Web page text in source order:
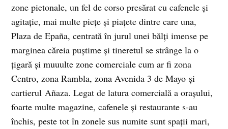
zone pietonale, un fel de corso presărat cu cafenele şi
agitaţie, mai multe pieţe şi piaţete dintre care una,
Plaza de Epaña, centrată în jurul unei bălţi imense pe
marginea căreia puştime şi tineretul se strânge la o
ţigară şi muuulte zone comerciale cum ar fi zona
Centro, zona Rambla, zona Avenida 3 de Mayo şi
cartierul Añaza. Legat de latura comercială a oraşului,
foarte multe magazine, cafenele şi restaurante s-au
închis, peste tot în zonele sus numite sunt spaţii mari,